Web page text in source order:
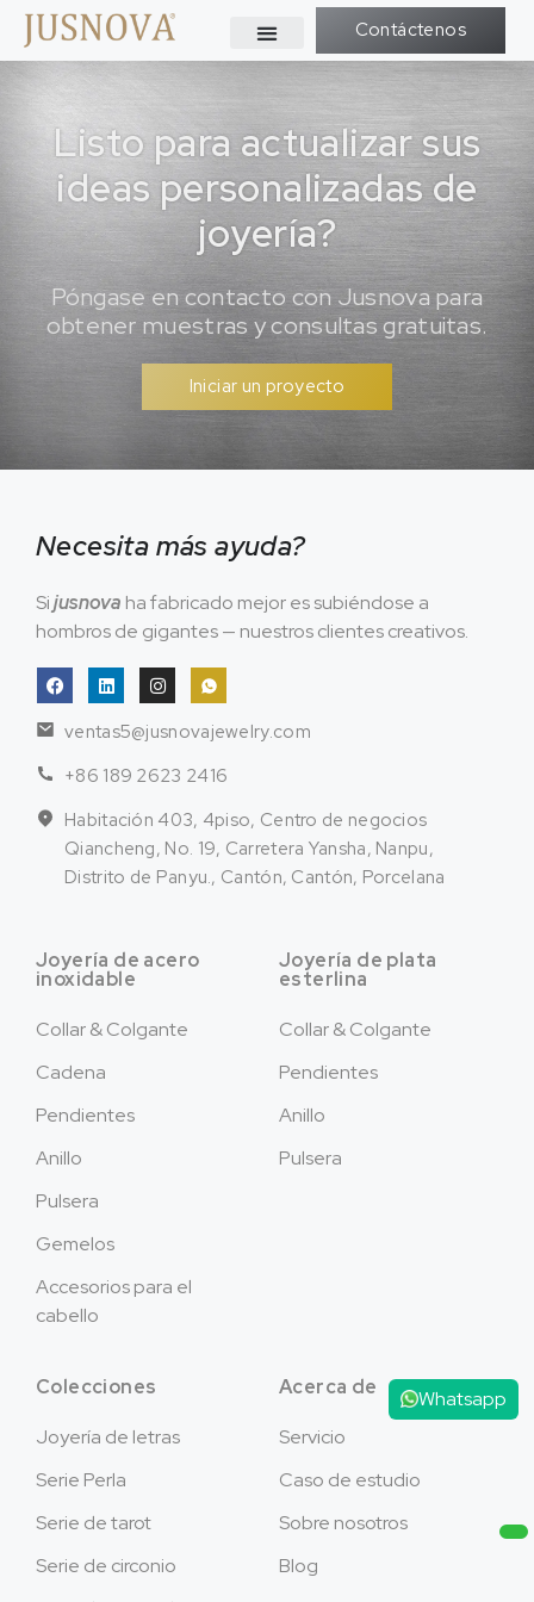
Contáctenos
Listo para actualizar sus
ideas personalizadas de
joyería?
Póngase en contacto con Jusnova para
obtener muestras y consultas gratuitas.
Iniciar un proyecto
Necesita más ayuda?
Sijusnova ha fabricado mejor es subiéndose a
hombros de gigantes — nuestros clientes creativos.
ventas5@jusnovajewelry.com
+86 189 2623 2416
Habitación 403, 4piso, Centro de negocios
Qiancheng, No. 19, Carretera Yansha, Nanpu,
Distrito de Panyu., Cantón, Cantón, Porcelana
Joyería de acero
inoxidable
Collar & Colgante
Cadena
Pendientes
Anillo
Pulsera
Gemelos
Accesorios para el
cabello
Joyería de plata
esterlina
Collar & Colgante
Pendientes
Anillo
Pulsera
Colecciones
Joyería de letras
Serie Perla
Serie de tarot
Serie de circonio
Acerca de
Servicio
Caso de estudio
Sobre nosotros
Blog
Whatsapp